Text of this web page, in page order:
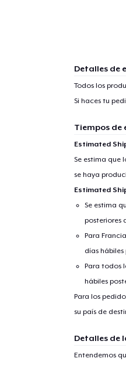
Detalles de
Todos los
Si haces tu
Tiempos de
Estimated
Se estima que
se haya
Estimated
Se estima
posteriores
Para
días
Para todos
hábiles
Para los
su país de
Detalles de
Entendemos